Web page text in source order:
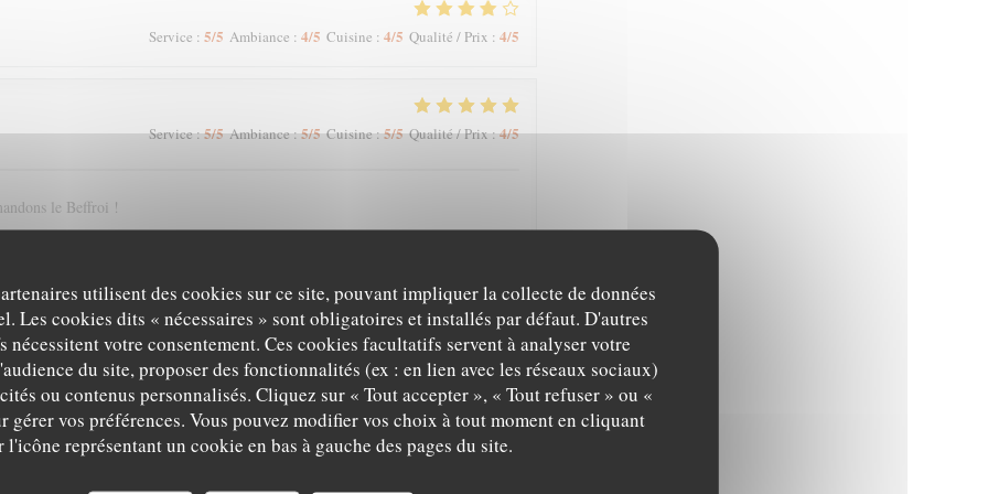
utilisent des cookies sur ce site, pouvant impliquer la collecte de données
Les cookies dits « nécessaires » sont obligatoires et installés par défaut. D'autres
votre consentement. Ces cookies facultatifs servent à analyser votre
du site, proposer des fonctionnalités (ex : en lien avec les réseaux sociaux)
ou contenus personnalisés. Cliquez sur « Tout accepter », « Tout refuser » ou «
gérer vos préférences. Vous pouvez modifier vos choix à tout moment en cliquant
l'icône représentant un cookie en bas à gauche des pages du site.
Service : 5/5 Ambiance : 4/5 Cuisine : 4/5 Qualité / Prix : 4/5
Service:5/5 Ambiance:5/5 Cuisine:5/5 Qualité / Prix:4/5
le Beffroi !
Service:5/5 Ambiance: 4/5 Cuisine:5/5 Qualité / Prix: 5/5
Service:5/5 Ambiance:5/5 Cuisine:5/5 Qualité / Prix :5 /5